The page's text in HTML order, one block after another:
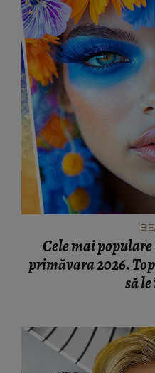
Cele mai
primăvara 2026.
să